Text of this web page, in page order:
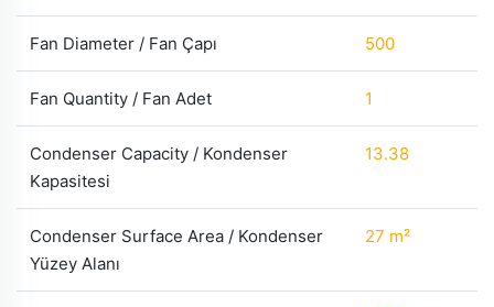
Fan Diameter / Fan Çapı 500
Fan Quantity / Fan Adet 1
Condenser Capacity / Kondenser
Kapasitesi
13.38
Condenser Surface Area / Kondenser
Yüzey Alanı
27 m²